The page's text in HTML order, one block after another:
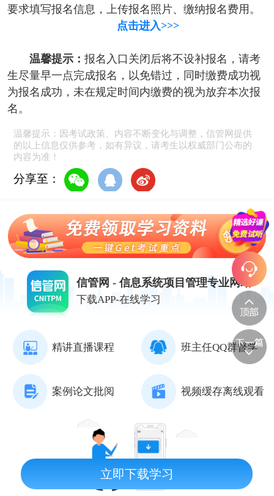
要求填写报名信息，上传报名照片、缴纳报名费用。
点击进入>>>
温馨提示： 报名入口关闭后将不设补报名，请考
生尽量早一点完成报名，以免错过，同时缴费成功视
为报名成功，未在规定时间内缴费的视为放弃本次报
名。
温馨提示：因考试政策、内容不断变化与调整，信管网提供
的以上信息仅供参考，如有异议，请考生以权威部门公布的
内容为准！
分享至：
信管网 - 信息系统项目管理专业网站
下载APP-在线学习
精讲直播课程 班主任QQ群督学
案例论文批阅 视频缓存离线观看
立即下载学习